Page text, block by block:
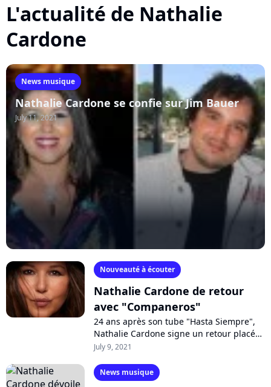
L'actualité de Nathalie
Cardone
News musique
Nathalie Cardone se confie sur Jim Bauer
July 11, 2021
Nouveauté à écouter
Nathalie Cardone de retour
avec "Companeros"
24 ans après son tube "Hasta Siempre",
Nathalie Cardone signe un retour placé
sous le signe de la fête et de l'unité avec
July 9, 2021
News musique